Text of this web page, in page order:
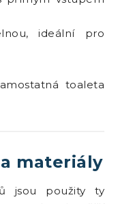
ideální pro
toaleta
materiály
jsou použity ty